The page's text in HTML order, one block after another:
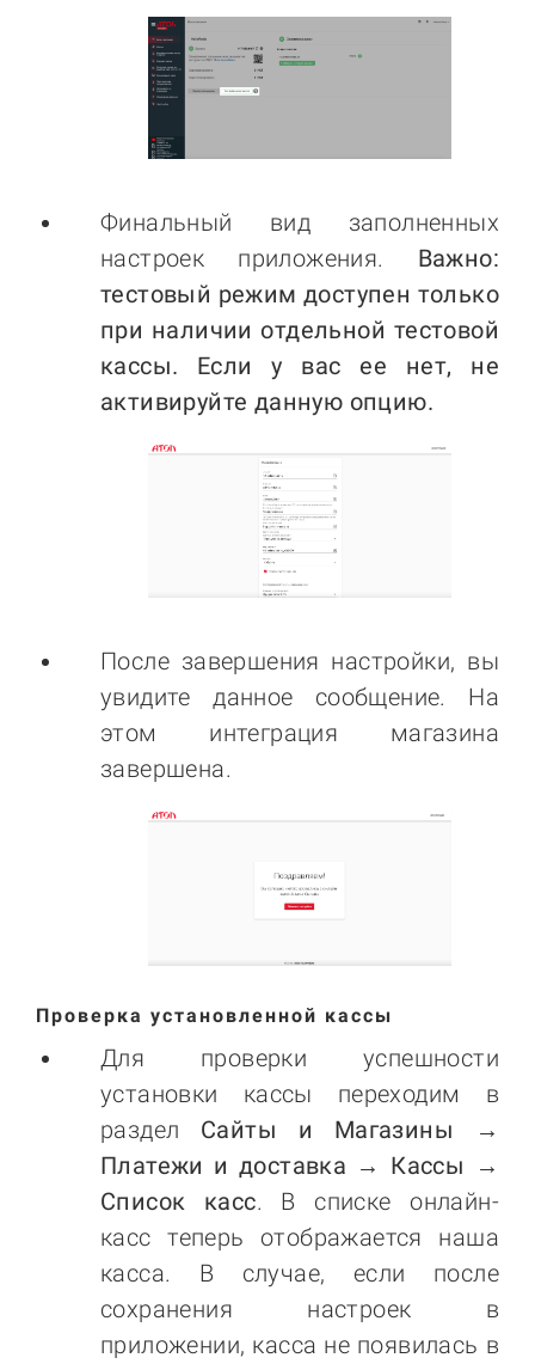
Финальный вид заполненных
настроек приложения. Важно:
тестовый режим доступен только
при наличии отдельной тестовой
кассы. Если у вас ее нет, не
активируйте данную опцию.
После завершения настройки, вы
увидите данное сообщение. На
этом интеграция магазина
завершена.
Проверка установленной кассы
Для проверки успешности
установки кассы переходим в
раздел Сайты и Магазины →
Платежи и доставка → Кассы →
Список касс. В списке онлайн-
касс теперь отображается наша
касса. В случае, если после
сохранения настроек в
приложении, касса не появилась в